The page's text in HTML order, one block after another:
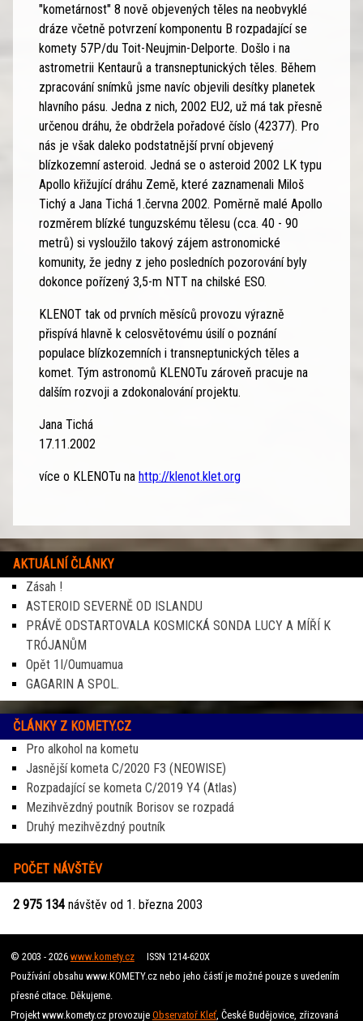
"kometárnost" 8 nově objevených těles na neobvyklé
dráze včetně potvrzení komponentu B rozpadající se
komety 57P/du Toit-Neujmin-Delporte. Došlo i na
astrometrii Kentaurů a transneptunických těles. Během
zpracování snímků jsme navíc objevili desítky planetek
hlavního pásu. Jedna z nich, 2002 EU2, už má tak přesně
určenou dráhu, že obdržela pořadové číslo (42377). Pro
nás je však daleko podstatnější první objevený
blízkozemní asteroid. Jedná se o asteroid 2002 LK typu
Apollo křižující dráhu Země, které zaznamenali Miloš
Tichý a Jana Tichá 1.června 2002. Poměrně malé Apollo
rozměrem blízké tunguzskému tělesu (cca. 40 - 90
metrů) si vysloužilo takový zájem astronomické
komunity, že jedny z jeho posledních pozorování byly
dokonce pořízený 3,5-m NTT na chilské ESO.
KLENOT tak od prvních měsíců provozu výrazně
přispívá hlavně k celosvětovému úsilí o poznání
populace blízkozemních i transneptunických těles a
komet. Tým astronomů KLENOTu zároveň pracuje na
dalším rozvoji a zdokonalování projektu.
Jana Tichá
17.11.2002
více o KLENOTu na http://klenot.klet.org
AKTUÁLNÍ ČLÁNKY
Zásah !
ASTEROID SEVERNĚ OD ISLANDU
PRÁVĚ ODSTARTOVALA KOSMICKÁ SONDA LUCY A MÍŘÍ K
TRÓJANŮM
Opět 1I/Oumuamua
GAGARIN A SPOL.
ČLÁNKY Z KOMETY.CZ
Pro alkohol na kometu
Jasnější kometa C/2020 F3 (NEOWISE)
Rozpadající se kometa C/2019 Y4 (Atlas)
Mezihvězdný poutník Borisov se rozpadá
Druhý mezihvězdný poutník
POČET NÁVŠTĚV
2 975 134 návštěv od 1. března 2003
© 2003 - 2026 www.komety.czISSN 1214-620X
Používání obsahu www.KOMETY.cz nebo jeho částí je možné pouze s uvedením
přesné citace. Děkujeme.
Projekt www.komety.cz provozuje Observatoř Kleť, České Budějovice, zřizovaná